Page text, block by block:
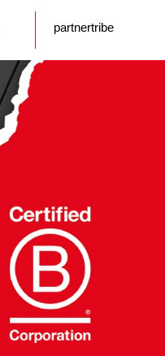
partnertribe